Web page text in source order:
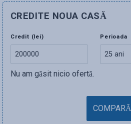
CREDITE NOUA CASĂ
Credit (lei) Perioada
Nu am găsit nicio ofertă.
COMPARĂ